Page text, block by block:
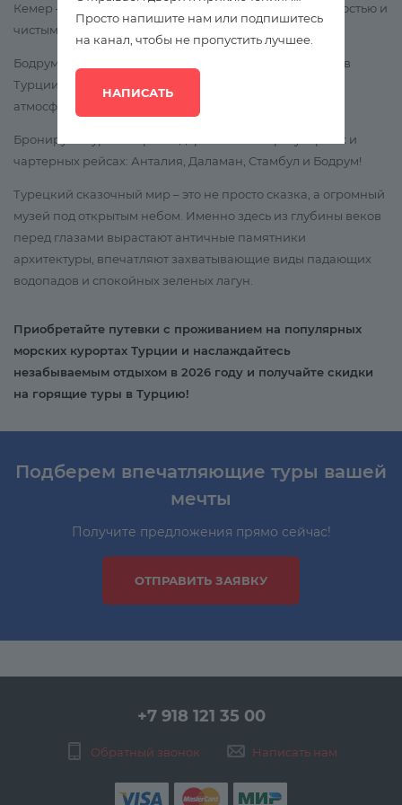
Кемер — с удивительным микроклиматом растительностью и
чистым воздухом.
Бодрум — Один из самых элитных и активных курортов
Турции. Встречайте рассвет с любимым человеком в
атмосфере бесконечности.
Бронируем туры из Краснодара и Сочи на регулярных и
чартерных рейсах: Анталия, Даламан, Стамбул и Бодрум!
Турецкий сказочный мир – это не просто сказка, а огромный
музей под открытым небом. Именно здесь из глубины веков
перед глазами вырастают античные памятники
архитектуры, впечатляют захватывающие виды падающих
водопадов и спокойных зеленых лагун.
Приобретайте путевки с проживанием на популярных
морских курортах Турции и наслаждайтесь
незабываемым отдыхом в 2026 году и получайте скидки
на горящие туры в Турцию!
Подберем впечатляющие туры вашей
мечты
Получите предложения прямо сейчас!
ОТПРАВИТЬ ЗАЯВКУ
+7 918 121 35 00
Обратный звонок Написать нам
Просто напишите нам или подпишитесь
на канал, чтобы не пропустить лучшее.
НАПИСАТЬ